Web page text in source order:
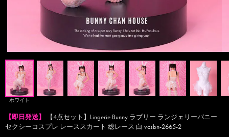
ホワイト
【即日発送】
【4点セット】Lingerie Bunny ラブリー ランジェリーバニー
セクシーコスプレ レーススカート 総レース 白 vcsbn-2665-2